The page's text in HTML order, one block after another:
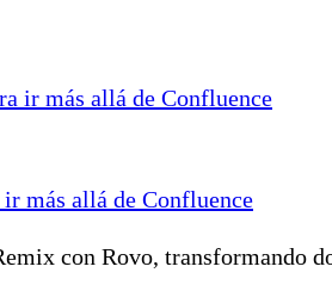
más allá de Confluence
con Rovo, transformando